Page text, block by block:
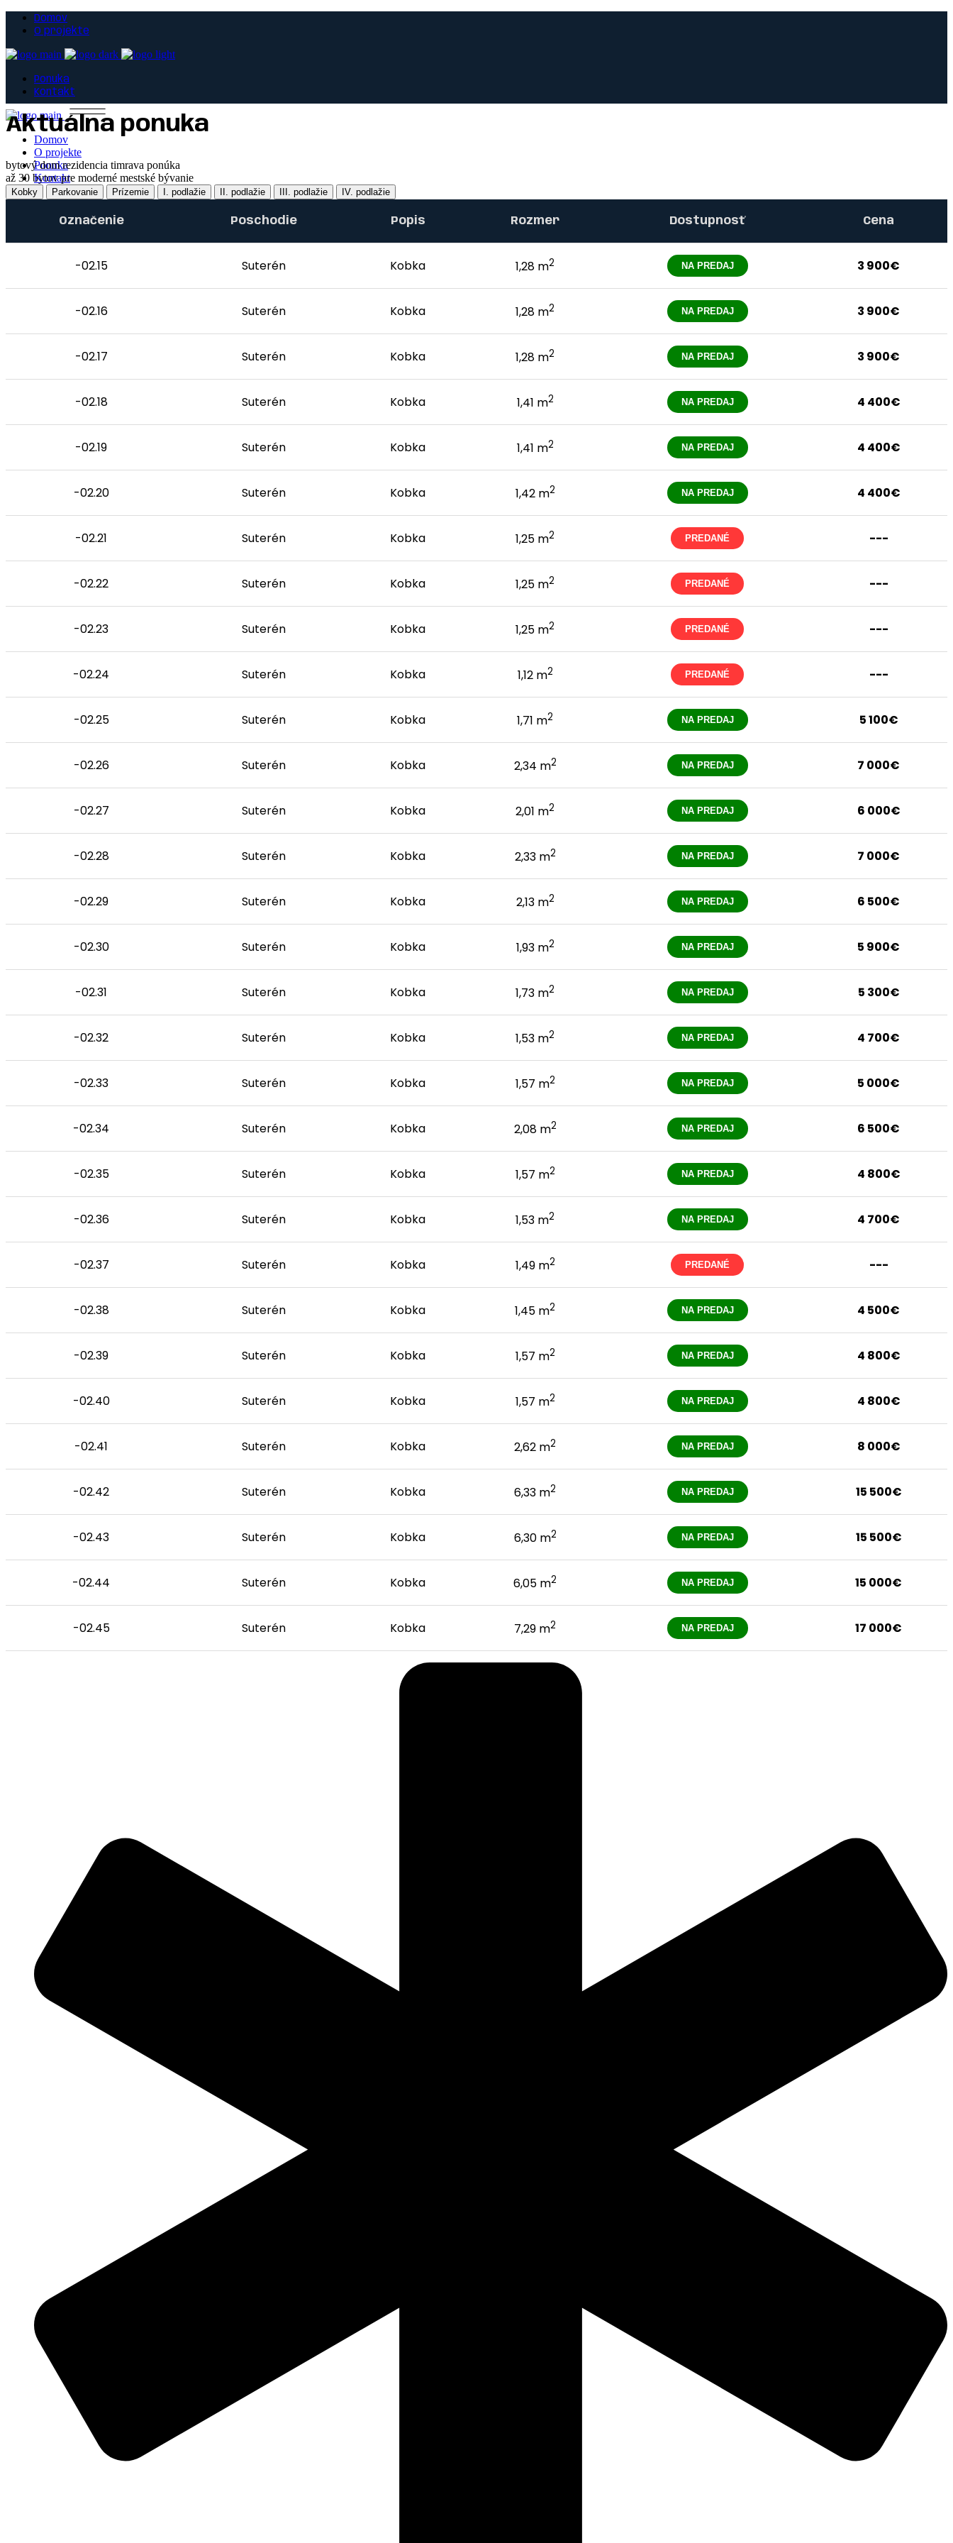
Domov
O projekte
Ponuka
Kontakt
Domov
O projekte
Ponuka
Kontakt
Aktuálna ponuka
bytový dom rezidencia timrava ponúka
až 30 bytov pre moderné mestské bývanie
Kobky Parkovanie Prízemie I. podlažie II. podlažie III. podlažie IV. podlažie
Označenie Poschodie Popis Rozmer Dostupnosť Cena
-02.15 Suterén Kobka 1,28 m2 NA PREDAJ 3 900€
-02.16 Suterén Kobka 1,28 m2 NA PREDAJ 3 900€
-02.17 Suterén Kobka 1,28 m2 NA PREDAJ 3 900€
-02.18 Suterén Kobka 1,41 m2 NA PREDAJ 4 400€
-02.19 Suterén Kobka 1,41 m2 NA PREDAJ 4 400€
-02.20 Suterén Kobka 1,42 m2 NA PREDAJ 4 400€
-02.21 Suterén Kobka 1,25 m2 PREDANÉ ---
-02.22 Suterén Kobka 1,25 m2 PREDANÉ ---
-02.23 Suterén Kobka 1,25 m2 PREDANÉ ---
-02.24 Suterén Kobka 1,12 m2 PREDANÉ ---
-02.25 Suterén Kobka 1,71 m2 NA PREDAJ 5 100€
-02.26 Suterén Kobka 2,34 m2 NA PREDAJ 7 000€
-02.27 Suterén Kobka 2,01 m2 NA PREDAJ 6 000€
-02.28 Suterén Kobka 2,33 m2 NA PREDAJ 7 000€
-02.29 Suterén Kobka 2,13 m2 NA PREDAJ 6 500€
-02.30 Suterén Kobka 1,93 m2 NA PREDAJ 5 900€
-02.31 Suterén Kobka 1,73 m2 NA PREDAJ 5 300€
-02.32 Suterén Kobka 1,53 m2 NA PREDAJ 4 700€
-02.33 Suterén Kobka 1,57 m2 NA PREDAJ 5 000€
-02.34 Suterén Kobka 2,08 m2 NA PREDAJ 6 500€
-02.35 Suterén Kobka 1,57 m2 NA PREDAJ 4 800€
-02.36 Suterén Kobka 1,53 m2 NA PREDAJ 4 700€
-02.37 Suterén Kobka 1,49 m2 PREDANÉ ---
-02.38 Suterén Kobka 1,45 m2 NA PREDAJ 4 500€
-02.39 Suterén Kobka 1,57 m2 NA PREDAJ 4 800€
-02.40 Suterén Kobka 1,57 m2 NA PREDAJ 4 800€
-02.41 Suterén Kobka 2,62 m2 NA PREDAJ 8 000€
-02.42 Suterén Kobka 6,33 m2 NA PREDAJ 15 500€
-02.43 Suterén Kobka 6,30 m2 NA PREDAJ 15 500€
-02.44 Suterén Kobka 6,05 m2 NA PREDAJ 15 000€
-02.45 Suterén Kobka 7,29 m2 NA PREDAJ 17 000€